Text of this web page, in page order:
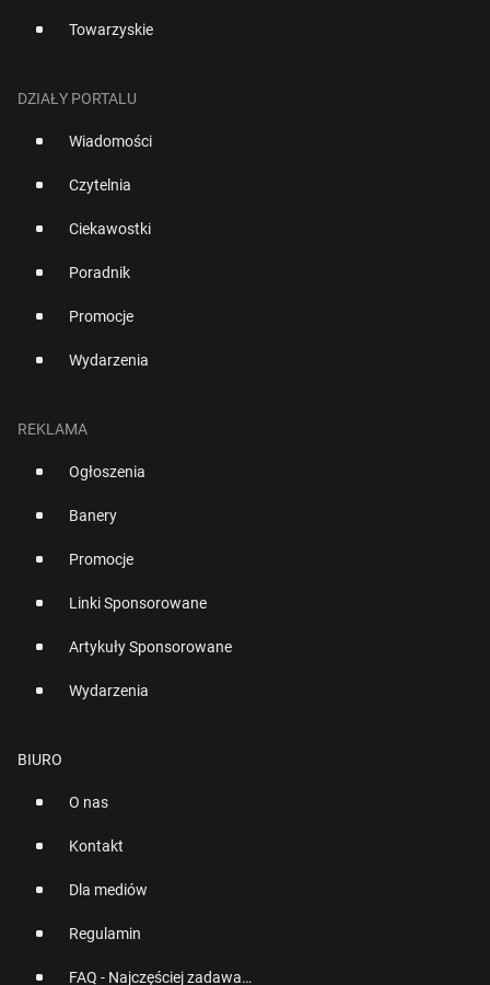
Towarzyskie
DZIAŁY PORTALU
Wiadomości
Czytelnia
Ciekawostki
Poradnik
Promocje
Wydarzenia
REKLAMA
Ogłoszenia
Banery
Promocje
Linki Sponsorowane
Artykuły Sponsorowane
Wydarzenia
BIURO
O nas
Kontakt
Dla mediów
Regulamin
FAQ - Najczęściej zadawane pytania